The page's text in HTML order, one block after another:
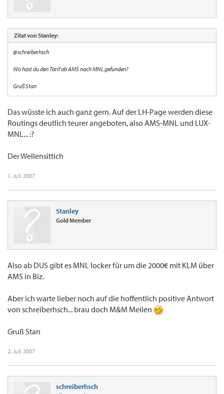
Zitat von Stanley:
@schreiberhsch
Wo hast du den Tarif ab AMS nach MNL gefunden?
Gruß Stan
Das wüsste ich auch ganz gern. Auf der LH-Page werden diese
Routings deutlich teurer angeboten, also AMS-MNL und LUX-
MNL... :?
Der Wellensittich
1. Juli 2007
Stanley
Gold Member
Also ab DUS gibt es MNL locker für um die 2000€ mit KLM über
AMS in Biz.
Aber ich warte lieber noch auf die hoffentlich positive Antwort
von schreiberhsch... brau doch M&M Meilen
Gruß Stan
2. Juli 2007
schreiberhsch